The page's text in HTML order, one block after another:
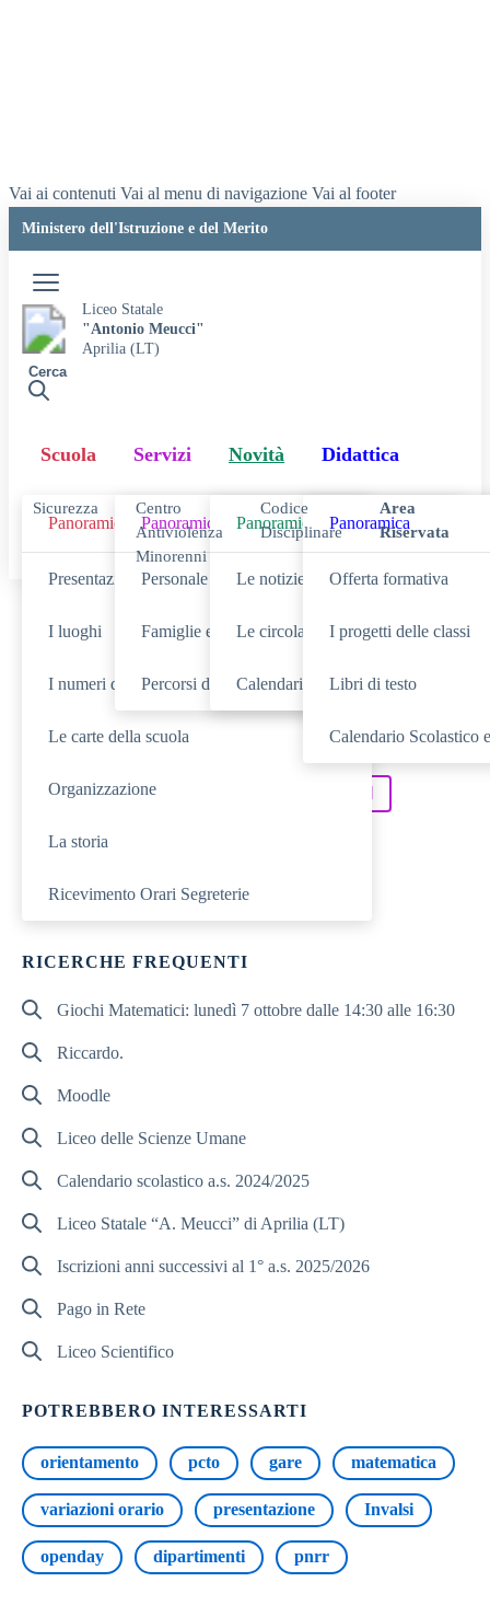
Vai ai contenuti Vai al menu di navigazione Vai al footer
Ministero dell'Istruzione e del Merito
Liceo Statale
"Antonio Meucci"
Aprilia (LT)
Cerca
Scuola
Panoramica
Presentazione
I luoghi
I numeri della scuola
Le carte della scuola
Organizzazione
La storia
Ricevimento Orari Segreterie
Servizi
Panoramica
Personale scolastico
Famiglie e studenti
Percorsi di studio
Novità
Panoramica
Le notizie
Le circolari
Calendario eventi
Didattica
Panoramica
Offerta formativa
I progetti delle classi
Libri di testo
Calendario Scolastico
Sicurezza
Centro
Antiviolenza
Minorenni
Codice
Disciplinare
Area
Riservata
Cerca nella sezioneSCUOLA
Cerca tra leNOVITÀ
Cerca nella
Cerca inTUTTO IL SITO
RICERCHE FREQUENTI
Giochi Matematici: lunedì 7 ottobre dalle 14:30 alle 16:30
Riccardo.
Moodle
Liceo delle Scienze Umane
Calendario scolastico a.s. 2024/2025
Liceo Statale “A. Meucci” di Aprilia (LT)
Iscrizioni anni successivi al 1° a.s. 2025/2026
Pago in Rete
Liceo Scientifico
POTREBBERO INTERESSARTI
orientamento pcto gare matematica
variazioni orario presentazione Invalsi
openday dipartimenti pnrr